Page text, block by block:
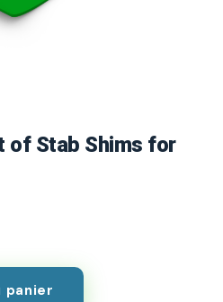
of Stab Shims for
panier